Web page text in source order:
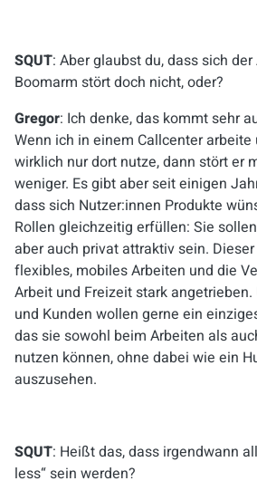
SQUT: Aber glaubst du, dass sich
Boomarm stört doch nicht, oder?
Gregor: Ich denke, das kommt sehr
Wenn ich in einem Callcenter
wirklich nur dort nutze, dann stört er
weniger. Es gibt aber seit einigen
dass sich Nutzer:innen Produkte
Rollen gleichzeitig erfüllen: Sie
aber auch privat attraktiv sein.
flexibles, mobiles Arbeiten und die
Arbeit und Freizeit stark
und Kunden wollen gerne ein
das sie sowohl beim Arbeiten als
nutzen können, ohne dabei wie ein
auszusehen.
SQUT: Heißt das, dass irgendwann
less“ sein werden?